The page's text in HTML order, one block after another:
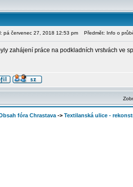
pá červenec 27, 2018 12:53 pm Předmět: Info o
zahájení práce na podkladních vrstvách ve
fóra Chrastava -> Textilanská ulice -